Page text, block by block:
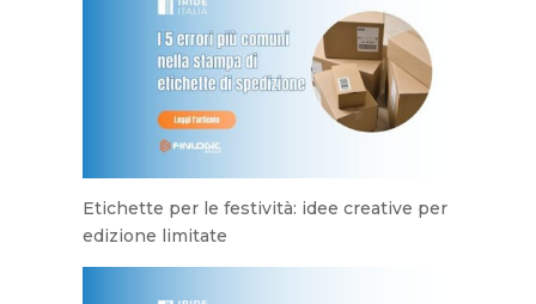
Etichette per le festività: idee creative per
edizione limitate